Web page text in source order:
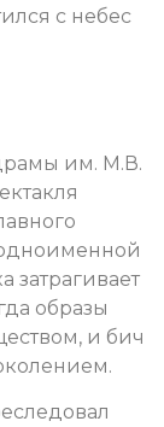
с небес
им. М.В.
затрагивает
образы
и бич